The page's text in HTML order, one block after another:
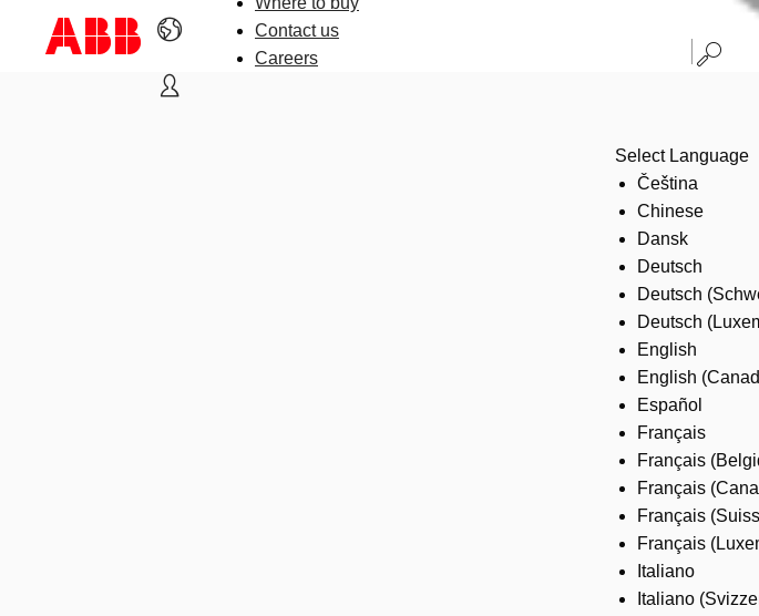
Contact us
Careers
Select Language
Čeština
Chinese
Dansk
Deutsch
Deutsch
Deutsch
English
English
Español
Français
Français
Français
Français
Français
Italiano
Italiano